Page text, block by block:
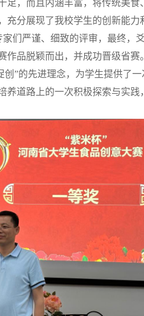
足，而且内涵丰富，将传统美
分展现了我校学生的创新能力
们严谨、细致的评审，最终，
品脱颖而出，并成功晋级省赛。
”的先进理念，为学生提供了
养道路上的一次积极探索与实